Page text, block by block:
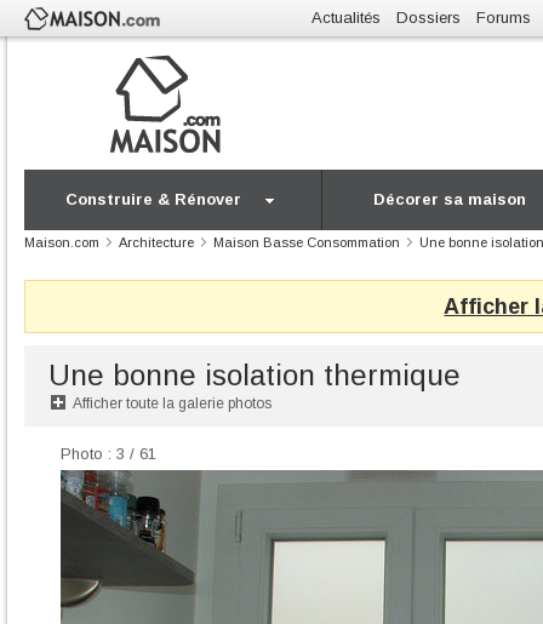
Actualités Dossiers Forums
Construire & Rénover Décorer sa maison
Maison.com Architecture Maison Basse Consommation Une bonne
Afficher
Une bonne isolation thermique
Afficher toute la galerie photos
Photo : 3 / 61